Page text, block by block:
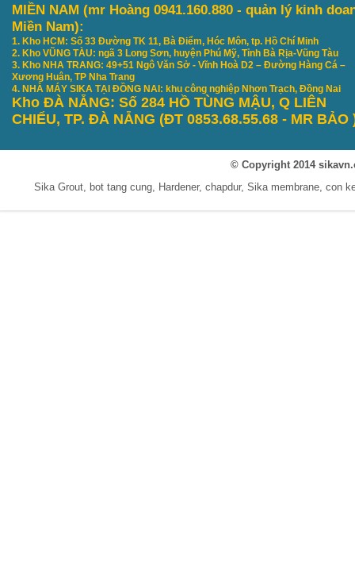
MIỀN NAM (mr Hoàng 0941.160.880 - quản lý kinh
Miền Nam):
1. Kho HCM: Số 33 Đường TK 11, Bà Điểm, Hóc Môn, tp. Hồ Chí Minh
2. Kho VŨNG TÀU: ngã 3 Long Sơn, huyện Phú Mỹ, Tỉnh Bà Rịa-Vũng Tàu
3. Kho NHA TRANG: 49+51 Ngô Văn Sở - Vĩnh Hoà D2 – Đường Hàng Cá –
Xương Huân, TP Nha Trang
4. NHÀ MÁY SIKA TẠI ĐỒNG NAI: khu công nghiệp Nhơn Trạch, Đồng Nai
Kho ĐÀ NẴNG: Số 284 HỒ TÙNG MẬU, Q LIÊN
CHIỂU, TP. ĐÀ NẴNG (ĐT 0853.68.55.68 - MR BẢO
© Copyright 2014
Sika Grout, bot tang cung, Hardener, chapdur, Sika membrane, con